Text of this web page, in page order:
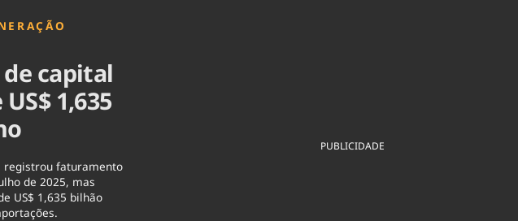
Agronegócios
Brasil
Brasil Mineral
Ciência & Tecnologia
capital
1,635
registrou faturamento
de 2025, mas
US$ 1,635 bilhão
PUBLICIDADE